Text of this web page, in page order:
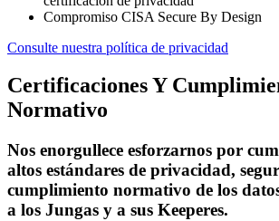
Compromiso CISA Secure By Design
Consulte nuestra política de privacidad
Certificaciones Y
Normativo
Nos enorgullece esforzarnos por
altos estándares de privacidad,
cumplimiento normativo de los
a los Jungas y a sus Keeperes.